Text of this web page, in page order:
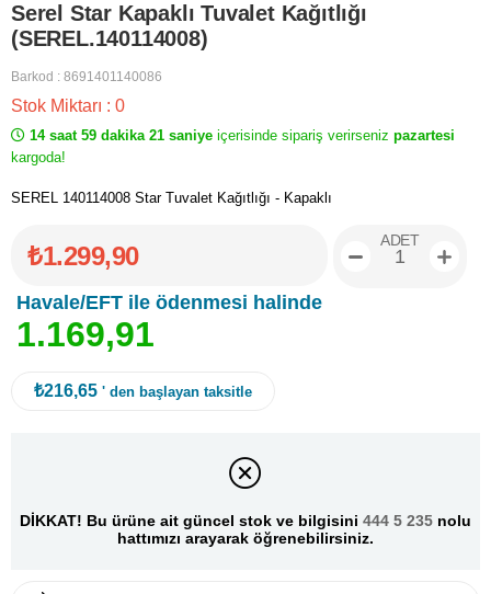
Serel Star Kapaklı Tuvalet Kağıtlığı
(SEREL.140114008)
Barkod : 8691401140086
Stok Miktarı : 0
14 saat 59 dakika 21 saniye içerisinde sipariş verirseniz pazartesi
kargoda!
SEREL 140114008 Star Tuvalet Kağıtlığı - Kapaklı
₺1.299,90
Havale/EFT ile ödenmesi halinde
1.169,91
ADET
₺216,65 ' den başlayan taksitle
DİKKAT! Bu ürüne ait güncel stok ve bilgisini 444 5 235 nolu
hattımızı arayarak öğrenebilirsiniz.